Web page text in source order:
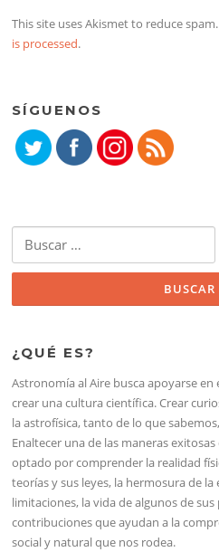
This site uses Akismet to reduce spam.
is processed.
SÍGUENOS
¿QUÉ ES?
Astronomía al Aire busca apoyarse
crear una cultura científica. Crear
la astrofísica, tanto de lo que
Enaltecer una de las maneras
optado por comprender la realidad
teorías y sus leyes, la hermosura de
limitaciones, la vida de algunos de
contribuciones que ayudan a la
social y natural que nos rodea.